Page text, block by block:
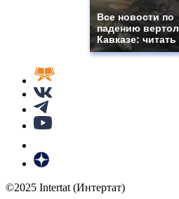
Все новости по
падению
Кавказе: читать
©2025 Intertat (Интертат)